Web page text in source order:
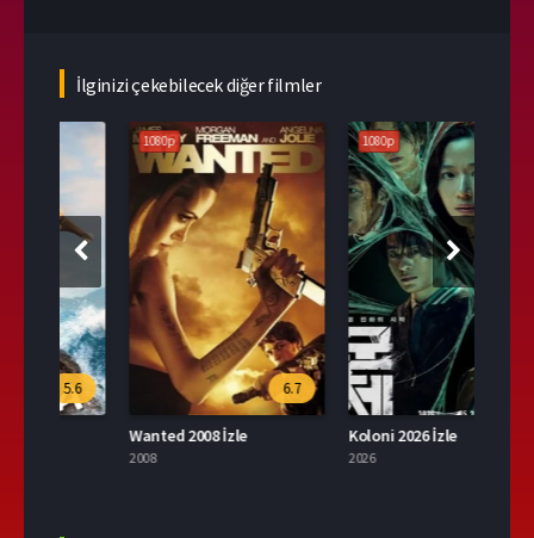
İlginizi çekebilecek diğer filmler
6.7
Wanted 2008 İzle
1080p
9.6
Koloni 2026 İzle